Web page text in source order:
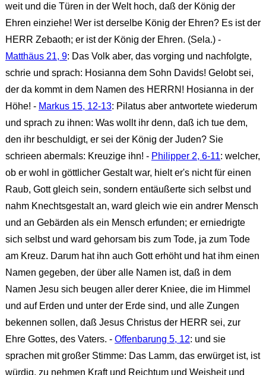
weit und die Türen in der Welt hoch, daß der König der
Ehren einziehe! Wer ist derselbe König der Ehren? Es ist der
HERR Zebaoth; er ist der König der Ehren. (Sela.) -
Matthäus 21, 9: Das Volk aber, das vorging und nachfolgte,
schrie und sprach: Hosianna dem Sohn Davids! Gelobt sei,
der da kommt in dem Namen des HERRN! Hosianna in der
Höhe! - Markus 15, 12-13: Pilatus aber antwortete wiederum
und sprach zu ihnen: Was wollt ihr denn, daß ich tue dem,
den ihr beschuldigt, er sei der König der Juden? Sie
schrieen abermals: Kreuzige ihn! - Philipper 2, 6-11: welcher,
ob er wohl in göttlicher Gestalt war, hielt er's nicht für einen
Raub, Gott gleich sein, sondern entäußerte sich selbst und
nahm Knechtsgestalt an, ward gleich wie ein andrer Mensch
und an Gebärden als ein Mensch erfunden; er erniedrigte
sich selbst und ward gehorsam bis zum Tode, ja zum Tode
am Kreuz. Darum hat ihn auch Gott erhöht und hat ihm einen
Namen gegeben, der über alle Namen ist, daß in dem
Namen Jesu sich beugen aller derer Kniee, die im Himmel
und auf Erden und unter der Erde sind, und alle Zungen
bekennen sollen, daß Jesus Christus der HERR sei, zur
Ehre Gottes, des Vaters. - Offenbarung 5, 12: und sie
sprachen mit großer Stimme: Das Lamm, das erwürget ist, ist
würdig, zu nehmen Kraft und Reichtum und Weisheit und